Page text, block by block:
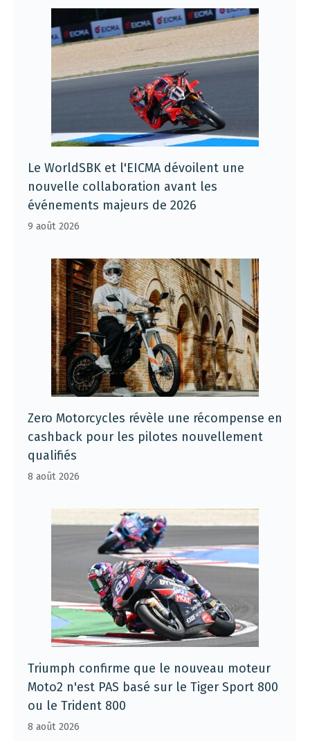
Le WorldSBK et l'EICMA dévoilent une
nouvelle collaboration avant les
événements majeurs de 2026
9 août 2026
Zero Motorcycles révèle une récompense en
cashback pour les pilotes nouvellement
qualifiés
8 août 2026
Triumph confirme que le nouveau moteur
Moto2 n'est PAS basé sur le Tiger Sport 800
ou le Trident 800
8 août 2026